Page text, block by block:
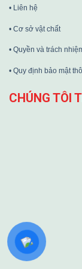
• Liên hệ
• Cơ sở vật chất
• Quyền và trách
• Quy định bảo mật
CHÚNG TÔI